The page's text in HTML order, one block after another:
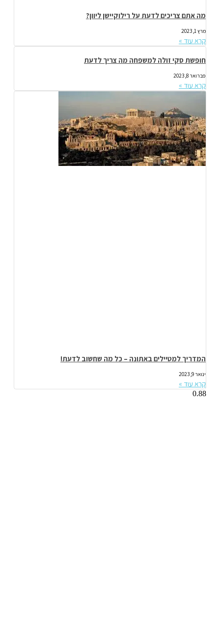
מה אתם צריכים לדעת על רילוקיישן ליוון?
מרץ 1, 2023
קרא עוד »
חופשת סקי זולה למשפחה מה צריך לדעת
פברואר 8, 2023
קרא עוד »
המדריך למטיילים באתונה – כל מה שחשוב לדעת!
ינואר 9, 2023
קרא עוד »